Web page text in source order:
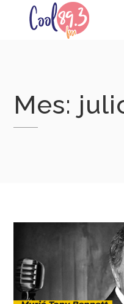
Mes: